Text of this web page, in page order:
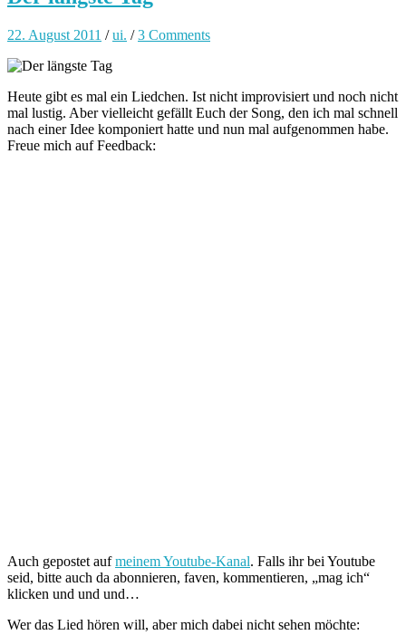
22. August 2011 /ui. /3 Comments
Heute gibt es mal ein Liedchen. Ist nicht improvisiert und noch nicht
mal lustig. Aber vielleicht gefällt Euch der Song, den ich mal schnell
nach einer Idee komponiert hatte und nun mal aufgenommen habe.
Freue mich auf Feedback:
Auch gepostet aufmeinem Youtube-Kanal. Falls ihr bei Youtube
seid, bitte auch da abonnieren, faven, kommentieren, „mag ich“
klicken und und und…
Wer das Lied hören will, aber mich dabei nicht sehen möchte: